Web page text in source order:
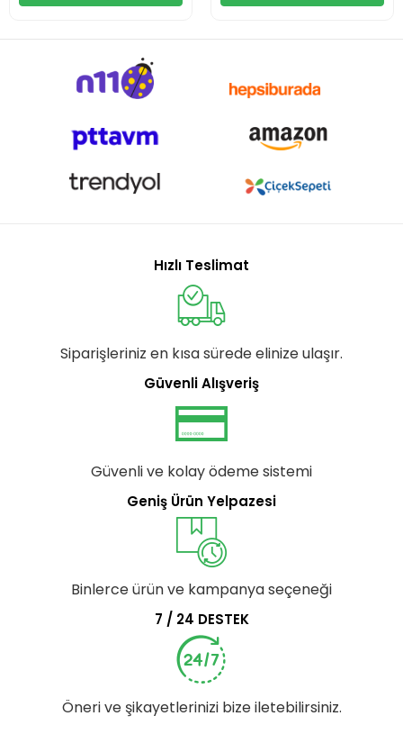
Hızlı Teslimat
Siparişleriniz en kısa sürede elinize ulaşır.
Güvenli Alışveriş
Güvenli ve kolay ödeme sistemi
Geniş Ürün Yelpazesi
Binlerce ürün ve kampanya seçeneği
7 / 24 DESTEK
Öneri ve şikayetlerinizi bize iletebilirsiniz.